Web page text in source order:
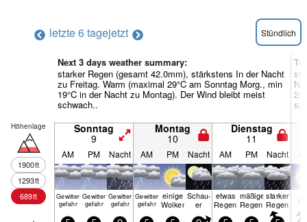
letzte 6 tagejetzt Stündlich
Next 3 days weather summary:
starker Regen (gesamt 42.0mm), stärkstens In der Nacht
zu Freitag. Warm (maximal 29°C am Sonntag Morg., min
19°C in der Nacht zu Montag). Der Wind bleibt meist
schwach..
Höhenlage
1900ft
1293ft
689ft
Sonntag
9
Montag
10
Dienstag
11
AM PM Nacht AM PM Nacht AM PM Nacht
Gewitter
gefahr
Gewitter
gefahr
Gewitter
gefahr
Gewitter
gefahr
einige
Wolken
Schau­
er
etwas
Regen
mäßiger
Regen
starker
Regen